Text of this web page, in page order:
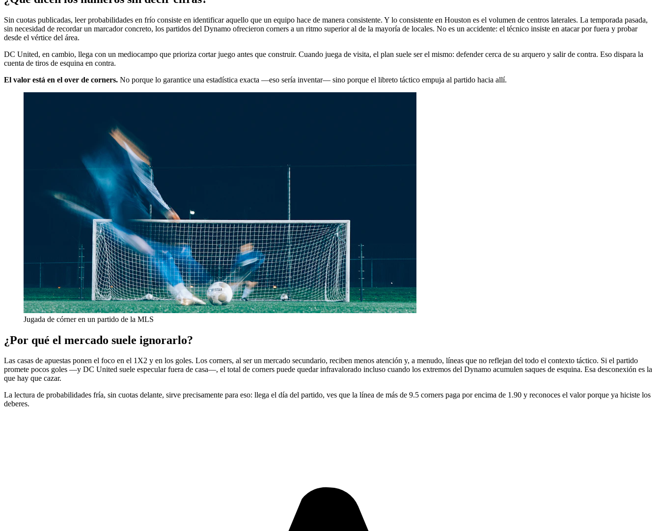
Sin cuotas publicadas, leer probabilidades en frío consiste en identificar aquello que un equipo hace de manera consistente. Y lo consistente en Houston es el volumen de centros laterales. La temporada pasada,
sin necesidad de recordar un marcador concreto, los partidos del Dynamo ofrecieron corners a un ritmo superior al de la mayoría de locales. No es un accidente: el técnico insiste en atacar por fuera y probar
desde el vértice del área.
DC United, en cambio, llega con un mediocampo que prioriza cortar juego antes que construir. Cuando juega de visita, el plan suele ser el mismo: defender cerca de su arquero y salir de contra. Eso dispara la
cuenta de tiros de esquina en contra.
El valor está en el over de corners. No porque lo garantice una estadística exacta —eso sería inventar— sino porque el libreto táctico empuja al partido hacia allí.
Jugada de córner en un partido de la MLS
¿Por qué el mercado suele ignorarlo?
Las casas de apuestas ponen el foco en el 1X2 y en los goles. Los corners, al ser un mercado secundario, reciben menos atención y, a menudo, líneas que no reflejan del todo el contexto táctico. Si el partido
promete pocos goles —y DC United suele especular fuera de casa—, el total de corners puede quedar infravalorado incluso cuando los extremos del Dynamo acumulen saques de esquina. Esa desconexión es la
que hay que cazar.
La lectura de probabilidades fría, sin cuotas delante, sirve precisamente para eso: llega el día del partido, ves que la línea de más de 9.5 corners paga por encima de 1.90 y reconoces el valor porque ya hiciste los
deberes.